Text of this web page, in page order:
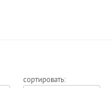
сортировать: